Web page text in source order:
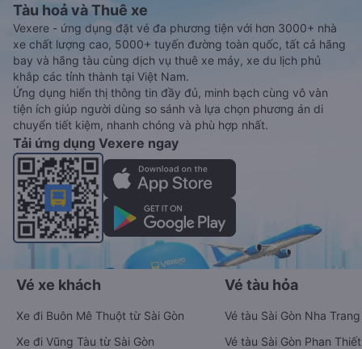
Tàu hoả và Thuê xe
Vexere - ứng dụng đặt vé đa phương tiện với hơn 3000+ nhà
xe chất lượng cao, 5000+ tuyến đường toàn quốc, tất cả hãng
bay và hãng tàu cùng dịch vụ thuê xe máy, xe du lịch phủ
khắp các tỉnh thành tại Việt Nam.
Ứng dụng hiển thị thông tin đầy đủ, minh bạch cùng vô vàn
tiện ích giúp người dùng so sánh và lựa chọn phương án di
chuyển tiết kiệm, nhanh chóng và phù hợp nhất.
Tải ứng dụng Vexere ngay
Vé xe khách
Xe đi Buôn Mê Thuột từ Sài Gòn
Xe đi Vũng Tàu từ Sài Gòn
Vé tàu hỏa
Vé tàu Sài Gòn Nha Trang
Vé tàu Sài Gòn Phan Thiết